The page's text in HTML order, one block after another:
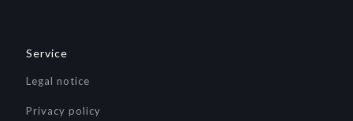
Service
Legal notice
Privacy policy